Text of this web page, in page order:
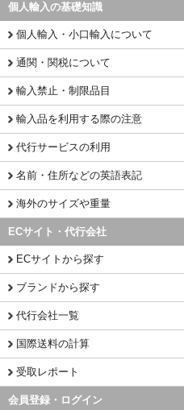
個人輸入の基礎知識
個人輸入・小口輸入について
通関・関税について
輸入禁止・制限品目
輸入品を利用する際の注意
代行サービスの利用
名前・住所などの英語表記
海外のサイズや重量
ECサイト・代行会社
ECサイトから探す
ブランドから探す
代行会社一覧
国際送料の計算
受取レポート
会員登録・ログイン